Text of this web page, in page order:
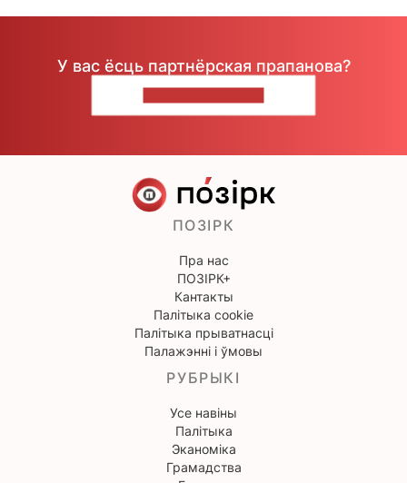
У вас ёсць партнёрская прапанова?
ПОЗІРК
Пра нас
ПОЗІРК+
Кантакты
Палітыка cookie
Палітыка прыватнасці
Палажэнні і ўмовы
РУБРЫКІ
Усе навіны
Палітыка
Эканоміка
Грамадства